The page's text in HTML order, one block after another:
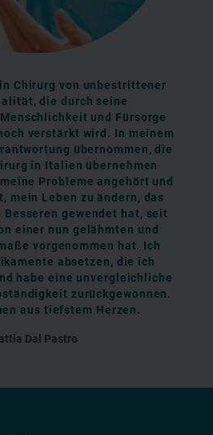
Chirurg von unbestrittener
die durch seine
und Fürsorge
verstärkt wird. In meinem
übernommen, die
in Italien übernehmen
Probleme angehört und
mein Leben zu ändern, das
gewendet hat, seit
einer nun gelähmten und
vorgenommen hat. Ich
absetzen, die ich
habe eine unvergleichliche
zurückgewonnen.
aus tiefstem Herzen.
Dal Pastro